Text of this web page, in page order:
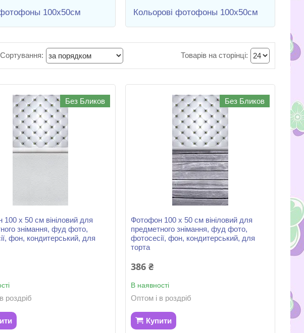
100х50см Кольорові фотофоны 100х50см
Без Бликов
х 50 см вініловий для
знімання, фуд фото,
фон, кондитерський, для
роздріб
Без Бликов
Фотофон 100 х 50 см вініловий для
предметного знімання, фуд фото,
фотосесії, фон, кондитерський, для
торта
386 ₴
В наявності
Оптом і в роздріб
Купити